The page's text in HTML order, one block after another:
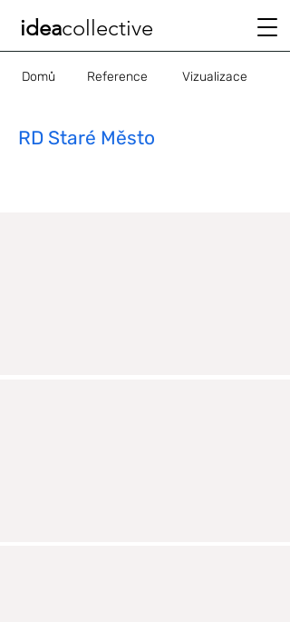
ideacollective
Domů Reference Vizualizace
RD Staré Město